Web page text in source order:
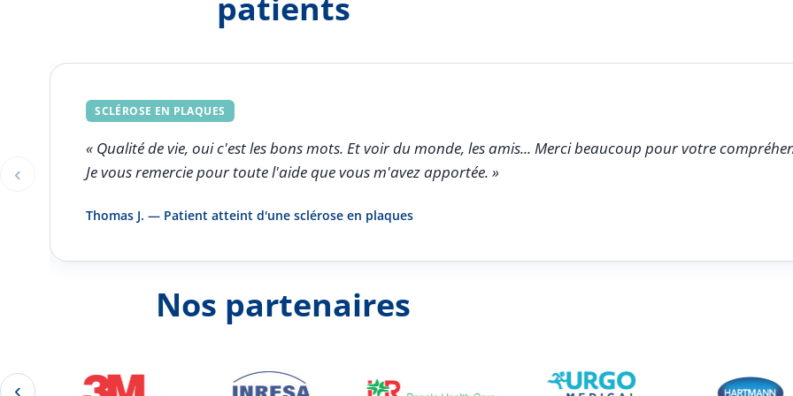
‹
SCLÉROSE EN PLAQUES
« Qualité de vie, oui c'est les bons mots. Et voir du monde, les amis... Merci beaucoup pour votre
Je vous remercie pour toute l'aide que vous m'avez apportée. »
Thomas J. — Patient atteint d'une sclérose en plaques
Éléments 1 à 1 sur 5
Nos partenaires
‹